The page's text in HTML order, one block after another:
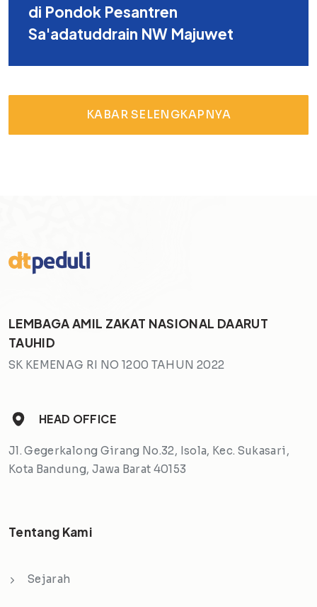
di Pondok Pesantren
Sa'adatuddrain NW Majuwet
KABAR SELENGKAPNYA
LEMBAGA AMIL ZAKAT NASIONAL DAARUT
TAUHID
SK KEMENAG RI NO 1200 TAHUN 2022
HEAD OFFICE
Jl. Gegerkalong Girang No.32, Isola, Kec. Sukasari,
Kota Bandung, Jawa Barat 40153
Tentang Kami
Sejarah